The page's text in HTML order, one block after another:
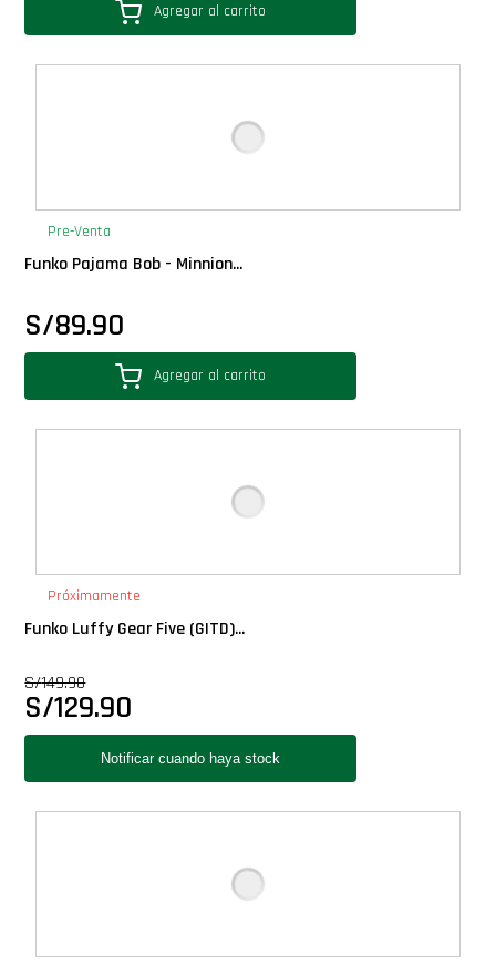
Moments
Plush
Pop Nook (Rincon)
Pop Regular
Premium
PRÓXIMAMENTE
Star Wars Oferta
Agregar al carrito
Pre-Venta
Funko Pajama Bob - Minnion...
S/89.90
Agregar al carrito
Próximamente
Funko Luffy Gear Five (GITD)...
S/149.90
S/129.90